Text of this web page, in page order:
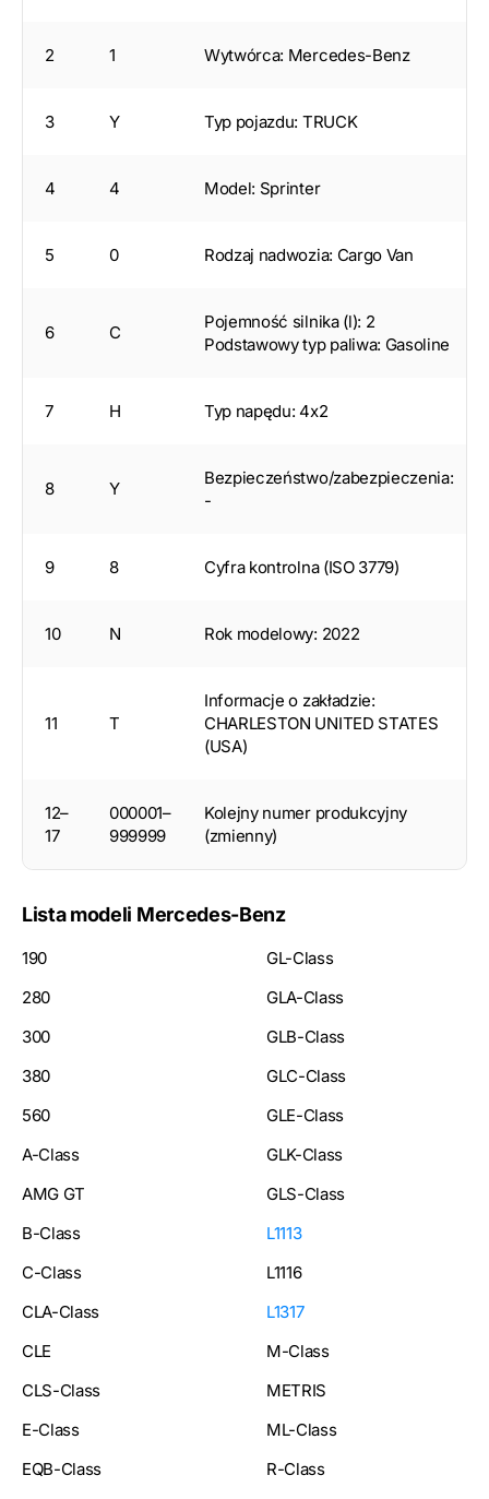
2 1 Wytwórca: Mercedes-Benz
3 Y Typ pojazdu: TRUCK
4 4 Model: Sprinter
5 0 Rodzaj nadwozia: Cargo Van
6 C
Pojemność silnika (l): 2
Podstawowy typ paliwa: Gasoline
7 H Typ napędu: 4x2
8 Y
Bezpieczeństwo/zabezpieczenia:
-
9 8 Cyfra kontrolna (ISO 3779)
10 N Rok modelowy: 2022
11 T
Informacje o zakładzie:
CHARLESTON UNITED STATES
(USA)
12–
17
000001–
999999
Kolejny numer produkcyjny
(zmienny)
Lista modeli Mercedes-Benz
190
280
300
380
560
A-Class
AMG GT
B-Class
C-Class
CLA-Class
CLE
CLS-Class
E-Class
EQB-Class
GL-Class
GLA-Class
GLB-Class
GLC-Class
GLE-Class
GLK-Class
GLS-Class
L1113
L1116
L1317
M-Class
METRIS
ML-Class
R-Class